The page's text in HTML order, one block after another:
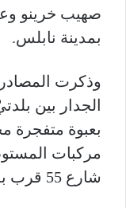
صهيب خرينو
بمدينة نابلس.
وذكرت
الجدار بين
بعبوة متفجرة
مركبات
شارع 55 قرب بلدة عزون شرق قلقيلية.